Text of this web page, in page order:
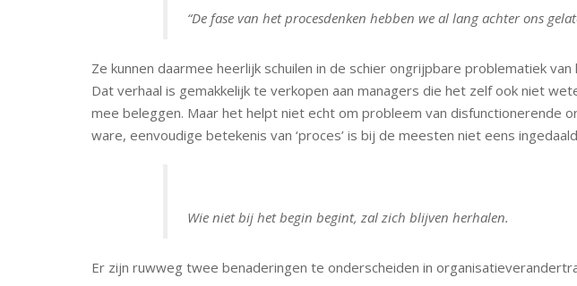
“De fase van het procesdenken hebben we al lang achter ons
Ze kunnen daarmee heerlijk schuilen in de schier ongrijpbare problematiek
Dat verhaal is gemakkelijk te verkopen aan managers die het zelf ook niet
mee beleggen. Maar het helpt niet echt om probleem van disfunctionerende
ware, eenvoudige betekenis van ‘proces’ is bij de meesten niet eens
Wie niet bij het begin begint, zal zich blijven herhalen.
Er zijn ruwweg twee benaderingen te onderscheiden in